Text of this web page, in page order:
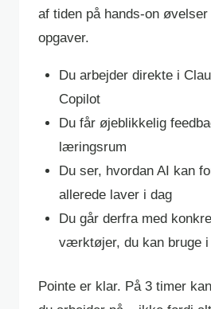
af tiden på hands-on øvelser
opgaver.
Du arbejder direkte i
Copilot
Du får øjeblikkelig
læringsrum
Du ser, hvordan AI kan
allerede laver i dag
Du går derfra med
værktøjer, du kan bruge i
Pointe er klar. På 3 timer